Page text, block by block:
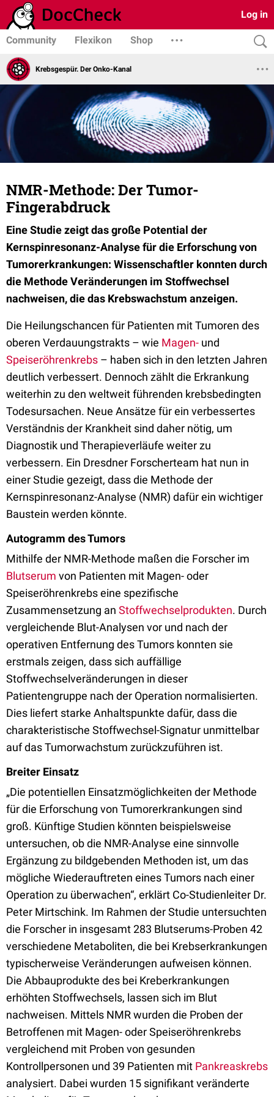
Log in
Community Flexikon Shop
Krebsgespür. Der Onko-Kanal
NMR-Methode: Der Tumor-
Fingerabdruck
Eine Studie zeigt das große Potential der
Kernspinresonanz-Analyse für die Erforschung von
Tumorerkrankungen: Wissenschaftler konnten durch
die Methode Veränderungen im Stoffwechsel
nachweisen, die das Krebswachstum anzeigen.
Die Heilungschancen für Patienten mit Tumoren des
oberen Verdauungstrakts – wie Magen- und
Speiseröhrenkrebs – haben sich in den letzten Jahren
deutlich verbessert. Dennoch zählt die Erkrankung
weiterhin zu den weltweit führenden krebsbedingten
Todesursachen. Neue Ansätze für ein verbessertes
Verständnis der Krankheit sind daher nötig, um
Diagnostik und Therapieverläufe weiter zu
verbessern. Ein Dresdner Forscherteam hat nun in
einer Studie gezeigt, dass die Methode der
Kernspinresonanz-Analyse (NMR) dafür ein wichtiger
Baustein werden könnte.
Autogramm des Tumors
Mithilfe der NMR-Methode maßen die Forscher im
Blutserum von Patienten mit Magen- oder
Speiseröhrenkrebs eine spezifische
Zusammensetzung an Stoffwechselprodukten. Durch
vergleichende Blut-Analysen vor und nach der
operativen Entfernung des Tumors konnten sie
erstmals zeigen, dass sich auffällige
Stoffwechselveränderungen in dieser
Patientengruppe nach der Operation normalisierten.
Dies liefert starke Anhaltspunkte dafür, dass die
charakteristische Stoffwechsel-Signatur unmittelbar
auf das Tumorwachstum zurückzuführen ist.
Breiter Einsatz
„Die potentiellen Einsatzmöglichkeiten der Methode
für die Erforschung von Tumorerkrankungen sind
groß. Künftige Studien könnten beispielsweise
untersuchen, ob die NMR-Analyse eine sinnvolle
Ergänzung zu bildgebenden Methoden ist, um das
mögliche Wiederauftreten eines Tumors nach einer
Operation zu überwachen“, erklärt Co-Studienleiter Dr.
Peter Mirtschink. Im Rahmen der Studie untersuchten
die Forscher in insgesamt 283 Blutserums-Proben 42
verschiedene Metaboliten, die bei Krebserkrankungen
typischerweise Veränderungen aufweisen können.
Die Abbauprodukte des bei Kreberkrankungen
erhöhten Stoffwechsels, lassen sich im Blut
nachweisen. Mittels NMR wurden die Proben der
Betroffenen mit Magen- oder Speiseröhrenkrebs
vergleichend mit Proben von gesunden
Kontrollpersonen und 39 Patienten mit Pankreaskrebs
analysiert. Dabei wurden 15 signifikant veränderte